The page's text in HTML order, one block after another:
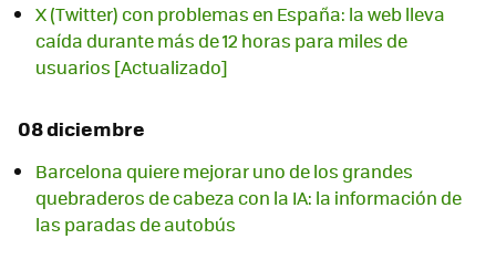
X (Twitter) con problemas en España: la web lleva
caída durante más de 12 horas para miles de
usuarios [Actualizado]
08 diciembre
Barcelona quiere mejorar uno de los grandes
quebraderos de cabeza con la IA: la información de
las paradas de autobús